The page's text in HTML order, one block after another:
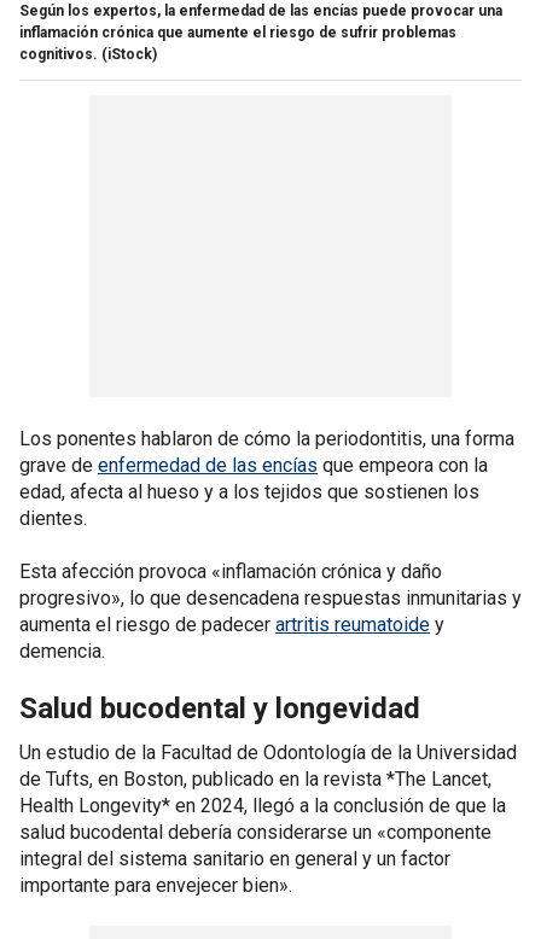
Según los expertos, la enfermedad de las encías puede provocar una
inflamación crónica que aumente el riesgo de sufrir problemas
cognitivos. (iStock)
Los ponentes hablaron de cómo la periodontitis, una forma
grave de enfermedad de las encías que empeora con la
edad, afecta al hueso y a los tejidos que sostienen los
dientes.
Esta afección provoca «inflamación crónica y daño
progresivo», lo que desencadena respuestas inmunitarias y
aumenta el riesgo de padecer artritis reumatoide y
demencia.
Salud bucodental y longevidad
Un estudio de la Facultad de Odontología de la Universidad
de Tufts, en Boston, publicado en la revista *The Lancet,
Health Longevity* en 2024, llegó a la conclusión de que la
salud bucodental debería considerarse un «componente
integral del sistema sanitario en general y un factor
importante para envejecer bien».